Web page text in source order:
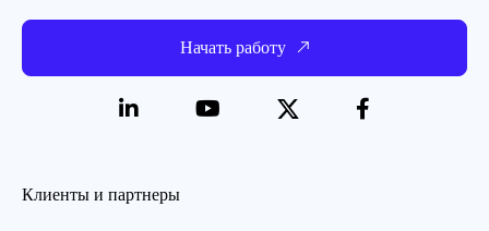
Начать работу
Клиенты и партнеры